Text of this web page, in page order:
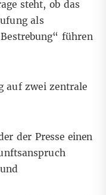
steht, ob das
als
führen
auf zwei zentrale
der Presse einen